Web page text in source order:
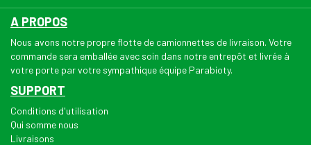
A PROPOS
Nous avons notre propre flotte de camionnettes de livraison. Votre
commande sera emballée avec soin dans notre entrepôt et livrée à
votre porte par votre sympathique équipe Parabioty.
SUPPORT
Conditions d'utilisation
Qui somme nous
Livraisons